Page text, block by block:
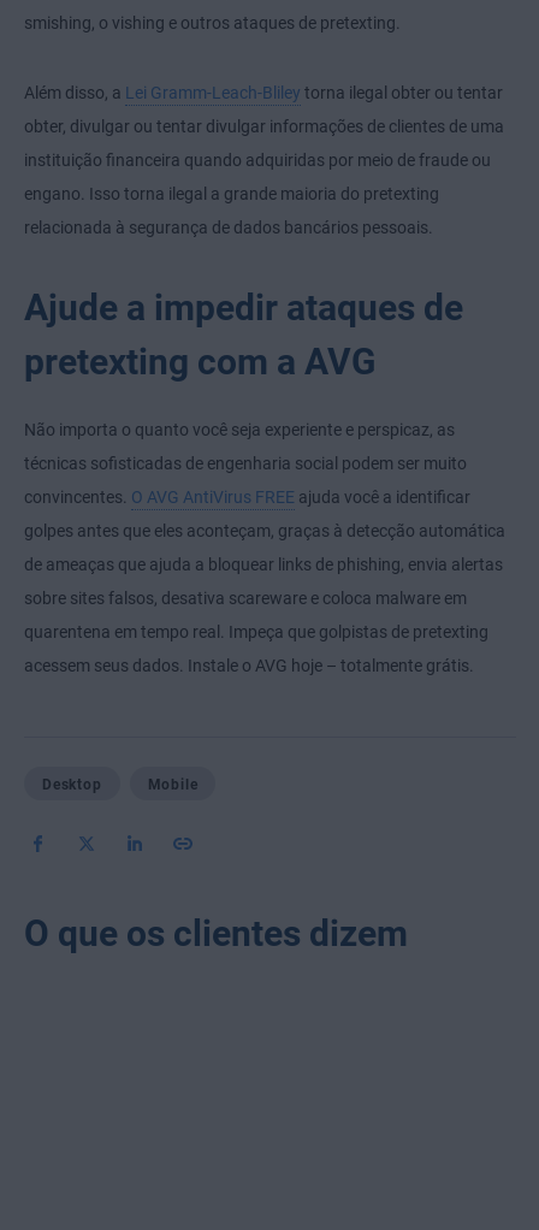
smishing, o vishing e outros ataques de pretexting.
Além disso, a Lei Gramm-Leach-Bliley torna ilegal obter ou tentar
obter, divulgar ou tentar divulgar informações de clientes de uma
instituição financeira quando adquiridas por meio de fraude ou
engano. Isso torna ilegal a grande maioria do pretexting
relacionada à segurança de dados bancários pessoais.
Ajude a impedir ataques de
pretexting com a AVG
Não importa o quanto você seja experiente e perspicaz, as
técnicas sofisticadas de engenharia social podem ser muito
convincentes. O AVG AntiVirus FREE ajuda você a identificar
golpes antes que eles aconteçam, graças à detecção automática
de ameaças que ajuda a bloquear links de phishing, envia alertas
sobre sites falsos, desativa scareware e coloca malware em
quarentena em tempo real. Impeça que golpistas de pretexting
acessem seus dados. Instale o AVG hoje – totalmente grátis.
Desktop Mobile
O que os clientes dizem